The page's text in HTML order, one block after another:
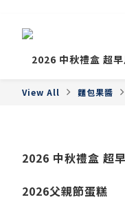
2026 中秋禮盒 超
View All 麵包果醬
2026 中秋禮盒 超
2026父親節蛋糕